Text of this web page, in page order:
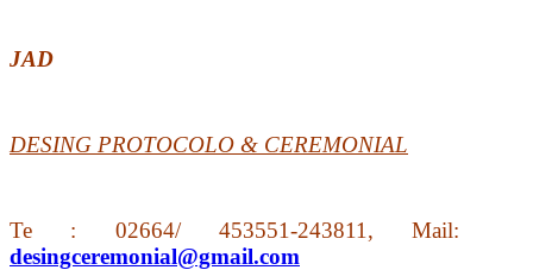
JAD
DESING PROTOCOLO & CEREMONIAL
Te : 02664/ 453551-243811, Mail:
desingceremonial@gmail.com